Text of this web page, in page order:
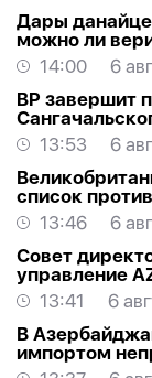
Дары
можно ли
14:00
6
BP завершит
года13:53
6
список
13:46
6
Совет
управление
13:41
6
В
импортом